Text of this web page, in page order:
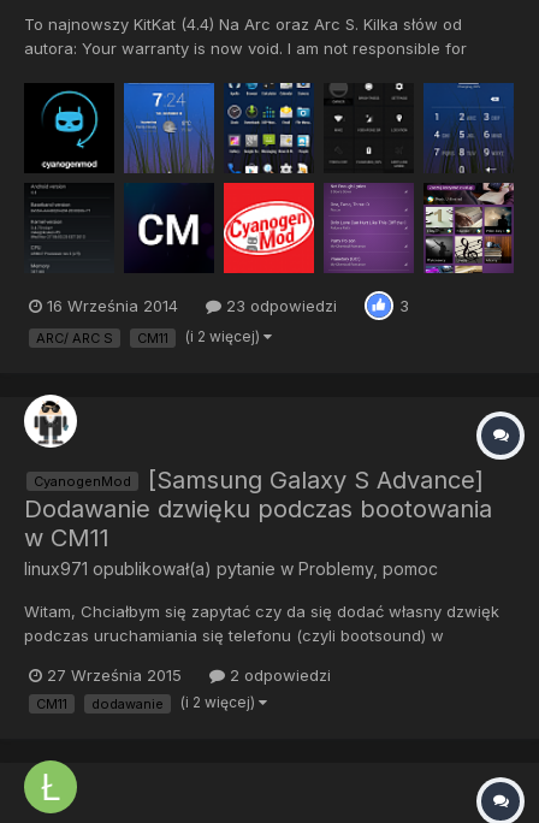
To najnowszy KitKat (4.4) Na Arc oraz Arc S. Kilka słów od
autora: Your warranty is now void. I am not responsible for
getting fired because the alarm app failed. Please do some
research if you have any concerns about features included i...
16 Września 2014 23 odpowiedzi 3
ARC/ ARC S CM11 (i 2 więcej)
CyanogenMod
[Samsung Galaxy S Advance]
Dodawanie dzwięku podczas bootowania
w CM11
linux971 opublikował(a) pytanie w Problemy, pomoc
Witam, Chciałbym się zapytać czy da się dodać własny dzwięk
podczas uruchamiania się telefonu (czyli bootsound) w
Próbowałem dodawać dźwięk (w .mp3 i .ogg) do
/System/Media/ui ale efektów brak Dzięki za próby odpowiedzi
27 Września 2015 2 odpowiedzi
CM11 dodawanie (i 2 więcej)